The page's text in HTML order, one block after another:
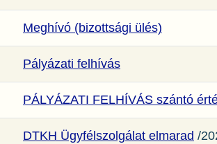
Meghívó (bizottsági ülés)
Pályázati felhívás
PÁLYÁZATI FELHÍVÁS szántó
DTKH Ügyfélszolgálat elmarad /